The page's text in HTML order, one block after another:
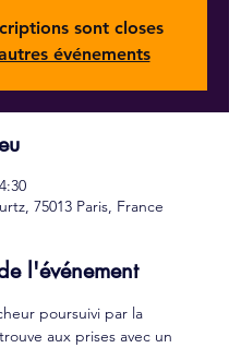
sont closes
événements
75013 Paris, France
l'événement
poursuivi par la
aux prises avec un